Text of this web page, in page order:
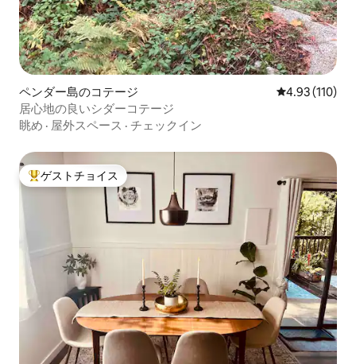
ペンダー島のコテージ レビュー110
4.93 (110)
居心地の良いシダーコテージ
眺め · 屋外スペース · チェックイン
大好評のゲストチョイスです。
ゲストチョイス